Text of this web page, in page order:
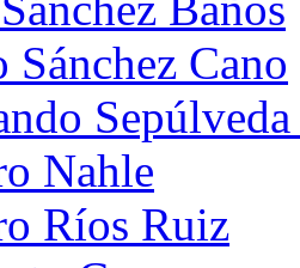
Cano
Nahle
Ríos Ruiz